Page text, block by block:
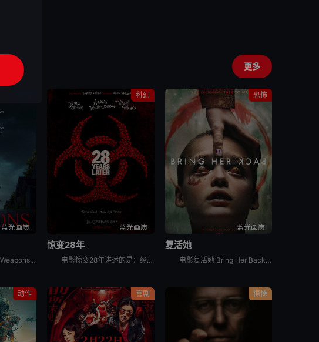
更多
蓝光画质
电影凶器英文名为Weapons，讲述了：同一个晚上的同一个时间，同一个班级里的所有小孩，都神秘地失踪了，除了一个小孩。整个小镇都开始怀疑，究竟是谁或背后有什么原因，导致这些小孩都不见了？
科幻
蓝光画质
惊变28年
电影惊变28年讲述的是：经历病毒浩劫的幸存者们在远离城市的地方建立了新的聚集区，平静的生活却在28年后被再次打破。更加致命的病毒变异，日渐扭曲的人性与欲望，人类的命运将会何去何从？影片为《惊变28
恐怖
蓝光画质
复活她
电影复活她 Bring Her Back讲述的是：一对兄妹在他们新寄养母亲的偏远住所中，发现了一个可怕的仪式。
动作 喜剧 惊悚